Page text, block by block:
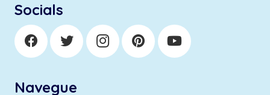
Socials
Navegue